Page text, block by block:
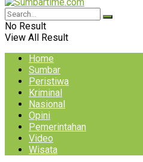
No Result
View All Result
Home
Sumbar
Peristiwa
Kriminal
Nasional
Opini
Pemerintahan
Video
Wisata